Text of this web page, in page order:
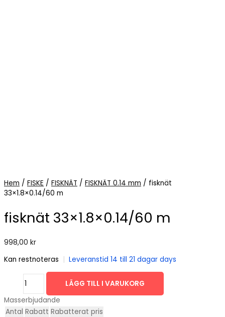
Hem / FISKE / FISKNÄT / FISKNÄT 0.14 mm / fisknät
33×1.8×0.14/60 m
fisknät 33×1.8×0.14/60 m
998,00 kr
Kan restnoteras | Leveranstid 14 till 21 dagar days
33x1.8x0.14/60
m
mängd
LÄGG TILL I VARUKORG
Masserbjudande
Antal Rabatt Rabatterat pris